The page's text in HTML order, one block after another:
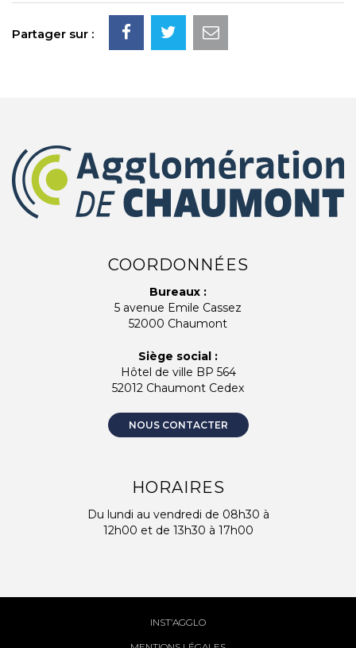
Partager sur :
COORDONNÉES
Bureaux :
5 avenue Emile Cassez
52000 Chaumont
Siège social :
Hôtel de ville BP 564
52012 Chaumont Cedex
NOUS CONTACTER
HORAIRES
Du lundi au vendredi de 08h30 à
12h00 et de 13h30 à 17h00
INST’AGGLO